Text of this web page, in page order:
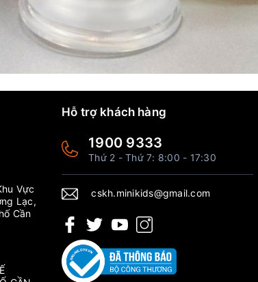
Vực
Lạc,
Cần
Hỗ trợ khách hàng
1900 9333
Thứ 2 - Thứ 7: 8:00 - 17:30
cskh.minikids@gmail.com